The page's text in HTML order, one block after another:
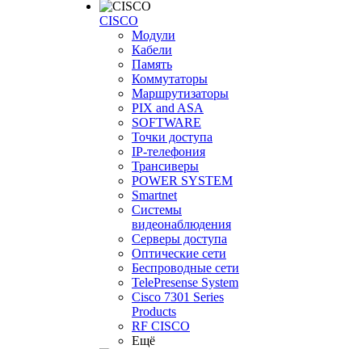
CISCO
Модули
Кабели
Память
Коммутаторы
Маршрутизаторы
PIX and ASA
SOFTWARE
Точки доступа
IP-телефония
Трансиверы
POWER SYSTEM
Smartnet
Системы
видеонаблюдения
Серверы доступа
Оптические сети
Беспроводные сети
TelePresense System
Cisco 7301 Series
Products
RF CISCO
Ещё